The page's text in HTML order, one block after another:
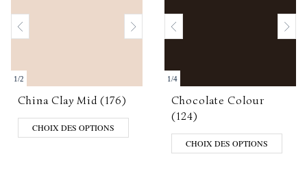
1/2
China Clay Mid (176)
CHOIX DES OPTIONS
1/4
Chocolate Colour
(124)
CHOIX DES OPTIONS